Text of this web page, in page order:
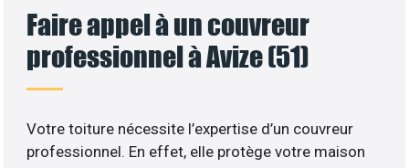
Faire appel à un couvreur
professionnel à Avize (51)
Votre toiture nécessite l’expertise d’un couvreur
professionnel. En effet, elle protège votre maison